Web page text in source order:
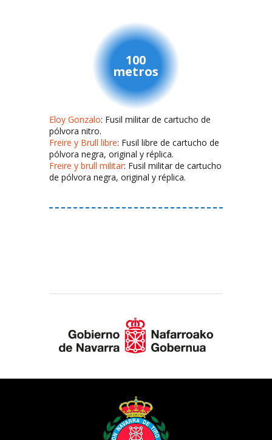
100
metros
Eloy Gonzalo: Fusil militar de cartucho de
pólvora nitro.
Freire y Brull libre: Fusil libre de cartucho de
pólvora negra, original y réplica.
Freire y brull militar: Fusil militar de cartucho
de pólvora negra, original y réplica.